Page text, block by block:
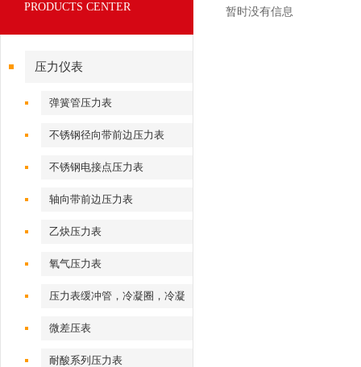
PRODUCTS CENTER
压力仪表
弹簧管压力表
不锈钢径向带前边压力表
不锈钢电接点压力表
轴向带前边压力表
乙炔压力表
氧气压力表
压力表缓冲管，冷凝圈，冷凝
弯
微差压表
耐酸系列压力表
暂时没有信息